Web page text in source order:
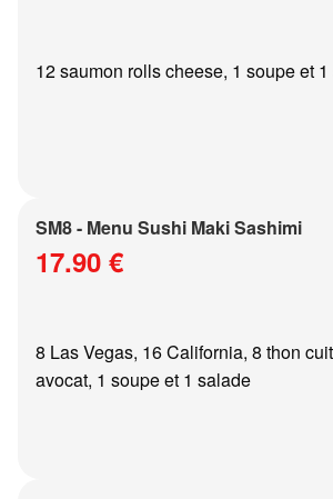
12 saumon rolls cheese, 1 soupe et
SM8 - Menu Sushi Maki Sashimi
17.90 €
8 Las Vegas, 16 California, 8 thon
avocat, 1 soupe et 1 salade